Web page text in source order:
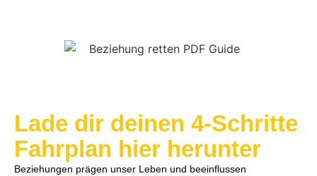
Lade dir deinen 4-Schritte
Fahrplan hier herunter
Beziehungen prägen unser Leben und beeinflussen